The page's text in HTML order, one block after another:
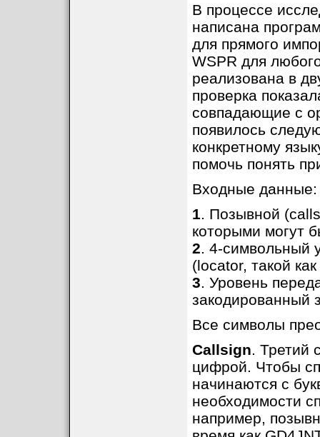
В процессе
написана
для прямого
WSPR для
реализована в
проверка
совпадающие с
появилось
конкретному
помочь понять
Входные данные:
1. Позывной
которыми могут
2. 4-символьный
(locator, такой
3. Уровень
закодированный
Все символы
Callsign. Третий
цифрой. Чтобы
начинаются с
необходимости
например,